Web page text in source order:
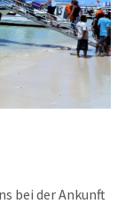
bei der Ankunft